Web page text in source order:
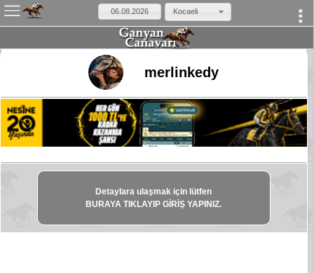
Kocaeli
merlinkedy
Detaylara ulaşmak için lütfen
BURAYA TIKLAYIP GİRİŞ YAPINIZ.
×